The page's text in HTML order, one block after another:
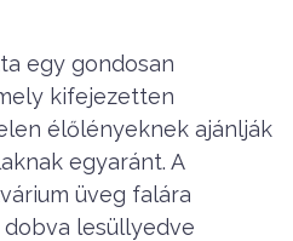
egy gondosan
kifejezetten
élőlényeknek ajánlják
egyaránt. A
üveg falára
lesüllyedve